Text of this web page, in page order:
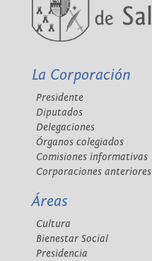
La Corporación
Presidente
Diputados
Delegaciones
Órganos colegiados
Comisiones informativas
Corporaciones anteriores
Áreas
Cultura
Bienestar Social
Presidencia